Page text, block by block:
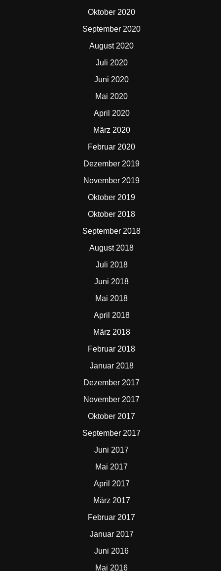
Oktober 2020
September 2020
August 2020
Juli 2020
Juni 2020
Mai 2020
April 2020
März 2020
Februar 2020
Dezember 2019
November 2019
Oktober 2019
Oktober 2018
September 2018
August 2018
Juli 2018
Juni 2018
Mai 2018
April 2018
März 2018
Februar 2018
Januar 2018
Dezember 2017
November 2017
Oktober 2017
September 2017
Juni 2017
Mai 2017
April 2017
März 2017
Februar 2017
Januar 2017
Juni 2016
Mai 2016